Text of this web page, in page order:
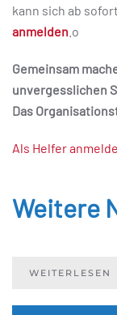
kann sich ab sofort
anmelden .o
Gemeinsam
unvergesslichen
Das
Als Helfer
Weitere
WEITERLESEN